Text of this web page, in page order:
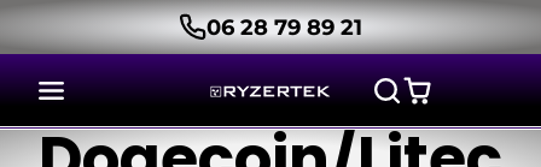
06 28 79 89 21